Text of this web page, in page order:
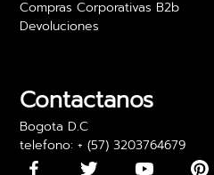
Daniela Martínez
doblados. Los pude usar,
15 mayo 2024
Compras Corporativas B2b
Devoluciones
Contactanos
Bogota D.C
telefono: + (57) 3203764679